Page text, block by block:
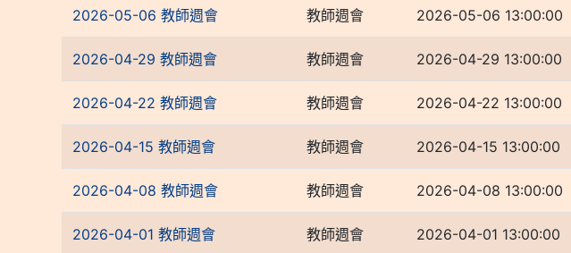
2026-05-06 教師週會 教師週會 2026-05-06 13:00:00
2026-04-29 教師週會 教師週會 2026-04-29 13:00:00
2026-04-22 教師週會 教師週會 2026-04-22 13:00:00
2026-04-15 教師週會 教師週會 2026-04-15 13:00:00
2026-04-08 教師週會 教師週會 2026-04-08 13:00:00
2026-04-01 教師週會 教師週會 2026-04-01 13:00:00